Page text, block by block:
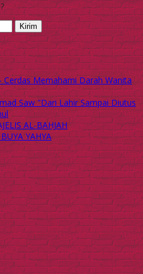
Kirim
Cerdas Memahami Darah Wanita
Saw "Dari Lahir Sampai Diutus
AL-BAHJAH
YAHYA